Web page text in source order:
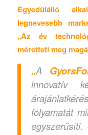
Egyedülálló
legnevesebb
„Az év
méretteti meg
„A
innovatív
folyamatát